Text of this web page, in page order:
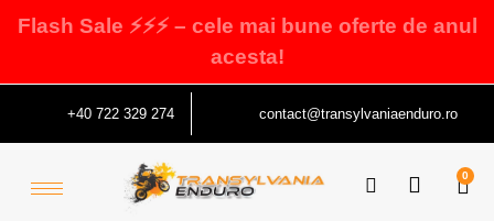
Flash Sale ⚡⚡⚡ – cele mai bune oferte de anul
acesta!
+40 722 329 274 contact@transylvaniaenduro.ro
0